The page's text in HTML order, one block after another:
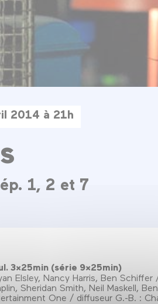
2014 à 21h
1, 2 et 7
3×25min (série 9×25min)
Elsley, Nancy Harris, Ben
Sheridan Smith, Neil Maskell,
One / diffuseur G.-B. :